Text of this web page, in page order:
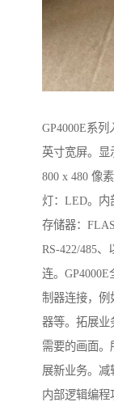
GP4000E系
英寸宽屏。显
800 x 480 像
灯：LED。内
存储器：
RS-422/485
连。
制器连接，例
器等。拓展业
需要的画面
展新业务。减
内部逻辑编程